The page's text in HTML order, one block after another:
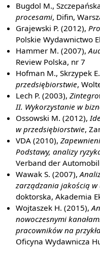
Bugdol M.,
procesami, Difin,
Grajewski P. (2012),
Polskie Wydawnictwo
Hammer M. (2007),
Review Polska, nr 7
Hofman M., Skrzypek
przedsiębiorstwie,
Lech P. (2003),
II. Wykorzystanie w
Ossowski M. (2012),
w przedsiębiorstwie,
VDA (2010),
Podstawy, analizy
Verband der
Wawak S. (2007),
zarządzania jakością
doktorska, Akademia
Wojtaszek H. (2015),
nowoczesnymi
pracowników na
Oficyna Wydawnicza